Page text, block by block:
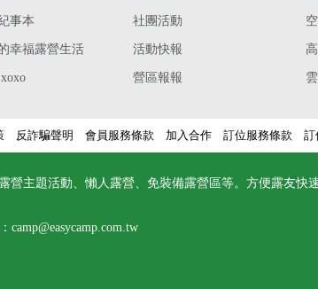
事本
幸福露營生活
社團活動
活動快報
營區報報
反詐騙聲明 會員服務條款 加入合作 訂位服務條款 訂
營主題活動、懶人露營、免裝備露營區等。方便露友快
camp@easycamp.com.tw